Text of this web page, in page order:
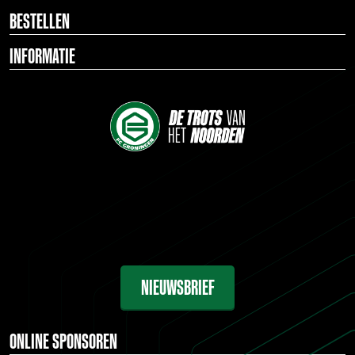
BESTELLEN
INFORMATIE
NIEUWSBRIEF
ONLINE SPONSOREN